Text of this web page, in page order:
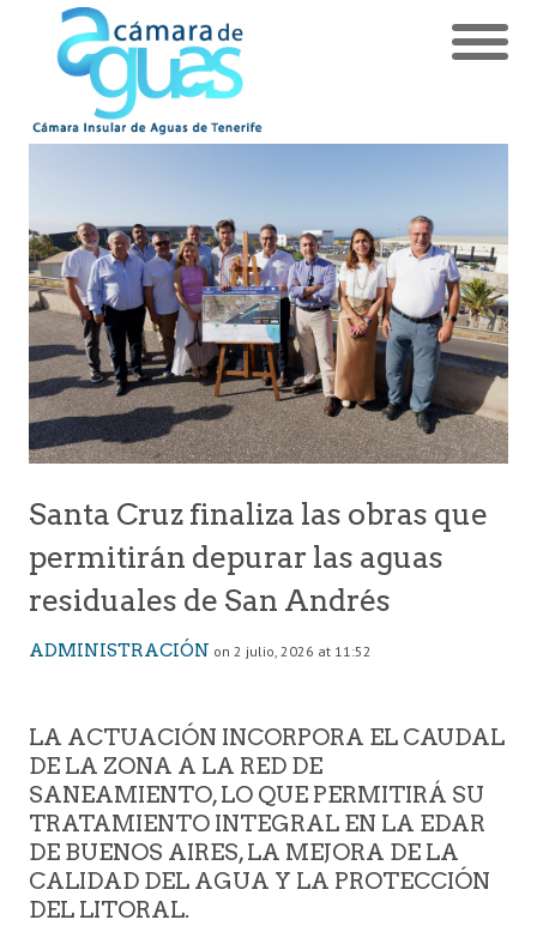
Santa Cruz finaliza las obras que
permitirán depurar las aguas
residuales de San Andrés
ADMINISTRACIÓN on 2 julio, 2026 at 11:52
LA ACTUACIÓN INCORPORA EL CAUDAL
DE LA ZONA A LA RED DE
SANEAMIENTO, LO QUE PERMITIRÁ SU
TRATAMIENTO INTEGRAL EN LA EDAR
DE BUENOS AIRES, LA MEJORA DE LA
CALIDAD DEL AGUA Y LA PROTECCIÓN
DEL LITORAL.